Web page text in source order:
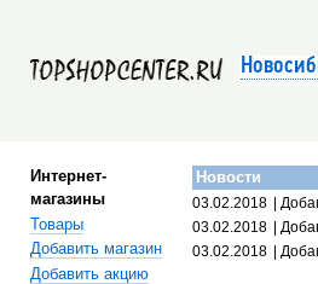
Интернет-
магазины
Товары
Добавить магазин
Добавить акцию
Новости
03.02.2018 |
03.02.2018
|
03.02.2018
|